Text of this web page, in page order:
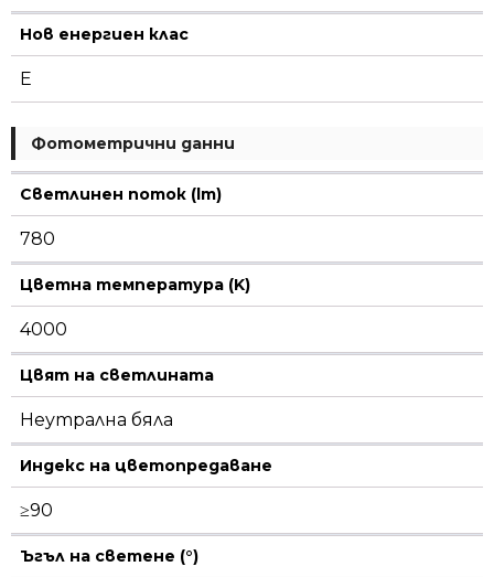
Нов енергиен клас
E
Фотометрични данни
Светлинен поток (lm)
780
Цветна температура (K)
4000
Цвят на светлината
Неутрална бяла
Индекс на цветопредаване
≥90
Ъгъл на светене (°)